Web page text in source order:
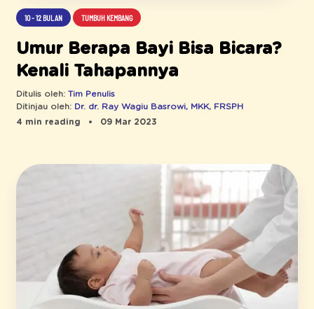
10 - 12 BULAN TUMBUH KEMBANG
Umur Berapa Bayi Bisa Bicara?
Kenali Tahapannya
Ditulis oleh: Tim Penulis
Ditinjau oleh: Dr. dr. Ray Wagiu Basrowi, MKK, FRSPH
4 min reading
09 Mar 2023